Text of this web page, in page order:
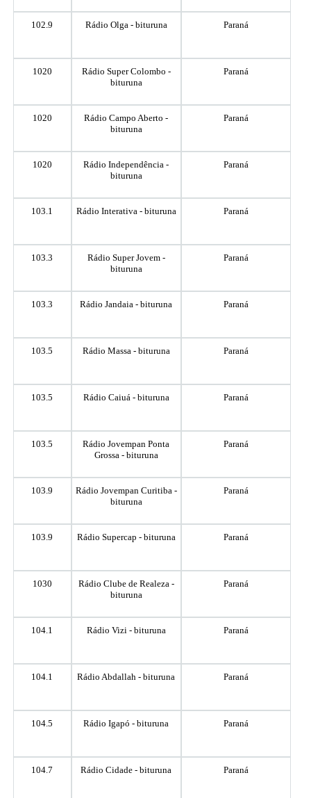
102.9 Rádio Olga - bituruna Paraná
1020
Rádio Super Colombo -
bituruna
Paraná
1020
Rádio Campo Aberto -
bituruna
Paraná
1020
Rádio Independência -
bituruna
Paraná
103.1 Rádio Interativa - bituruna Paraná
103.3
Rádio Super Jovem -
bituruna
Paraná
103.3 Rádio Jandaia - bituruna Paraná
103.5 Rádio Massa - bituruna Paraná
103.5 Rádio Caiuá - bituruna Paraná
103.5
Rádio Jovempan Ponta
Grossa - bituruna
Paraná
103.9
Rádio Jovempan Curitiba -
bituruna
Paraná
103.9 Rádio Supercap - bituruna Paraná
1030
Rádio Clube de Realeza -
bituruna
Paraná
104.1 Rádio Vizi - bituruna Paraná
104.1 Rádio Abdallah - bituruna Paraná
104.5 Rádio Igapó - bituruna Paraná
104.7 Rádio Cidade - bituruna Paraná